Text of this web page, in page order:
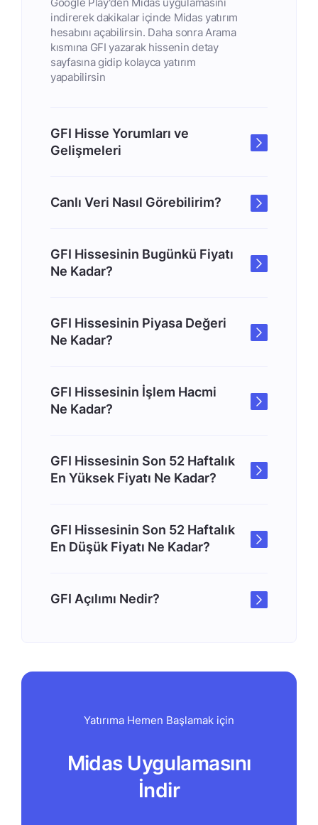
indirerek dakikalar içinde Midas yatırım
hesabını açabilirsin. Daha sonra Arama
kısmına GFI yazarak hissenin detay
sayfasına gidip kolayca yatırım
yapabilirsin
GFI Hisse Yorumları ve
Gelişmeleri
Canlı Veri Nasıl Görebilirim?
GFI Hissesinin Bugünkü Fiyatı
Ne Kadar?
GFI Hissesinin Piyasa Değeri
Ne Kadar?
GFI Hissesinin İşlem Hacmi
Ne Kadar?
GFI Hissesinin Son 52 Haftalık
En Yüksek Fiyatı Ne Kadar?
GFI Hissesinin Son 52 Haftalık
En Düşük Fiyatı Ne Kadar?
GFI Açılımı Nedir?
Yatırıma Hemen Başlamak için
Midas Uygulamasını
İndir